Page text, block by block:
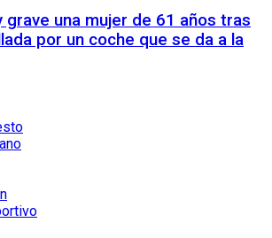
grave una mujer de 61 años tras
por un coche que se da a la